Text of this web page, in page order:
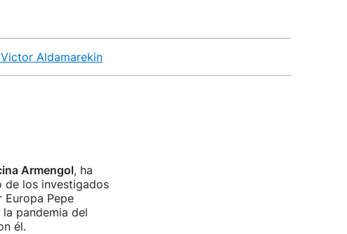
Aldamarekin
Armengol, ha
de los investigados
Pepe
pandemia del
él.